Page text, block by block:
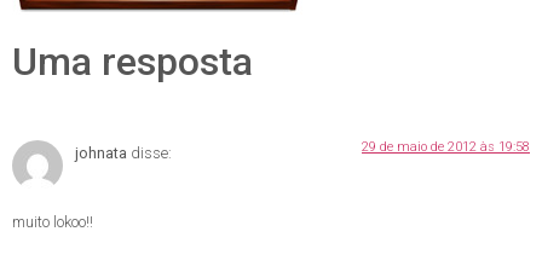
Uma resposta
johnata disse: 29 de maio de 2012 às 19:58
muito lokoo!!